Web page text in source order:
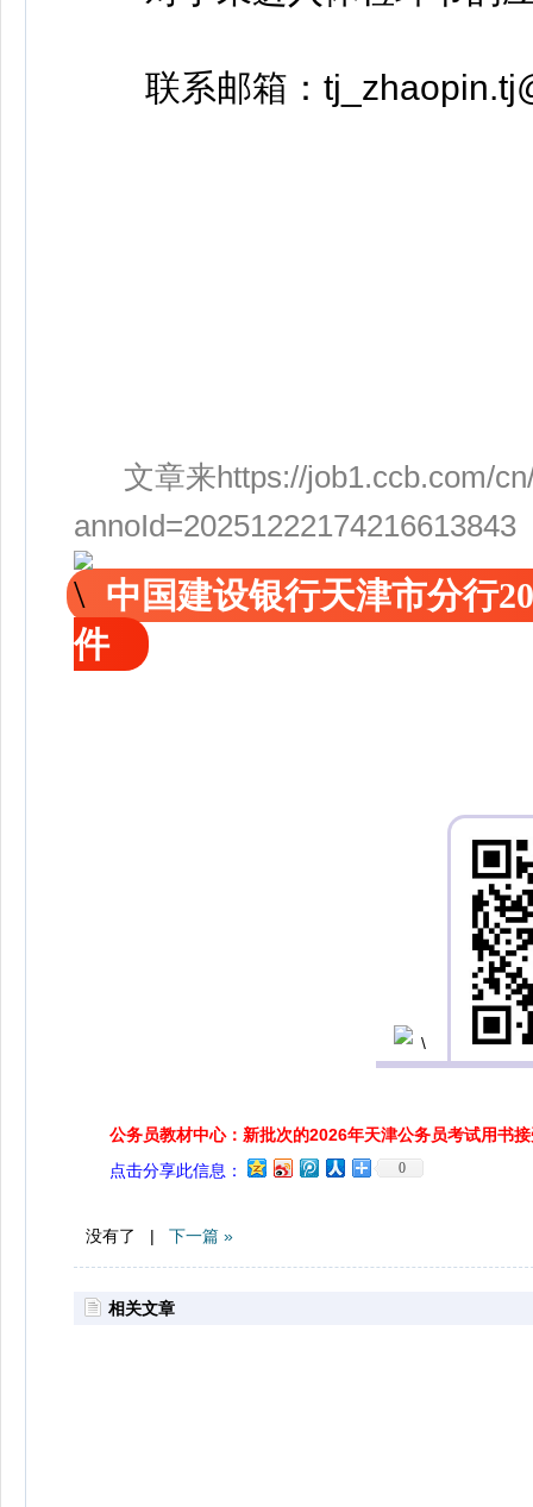
联系邮箱：
文章来https://job1.ccb.com/
annoId=20251222174216613843
中国建设银行天津市分行
件
公务员教材中心：新批次的2026年天津公务员考试用书
点击分享此信息：
0
没有了 | 下一篇 »
相关文章